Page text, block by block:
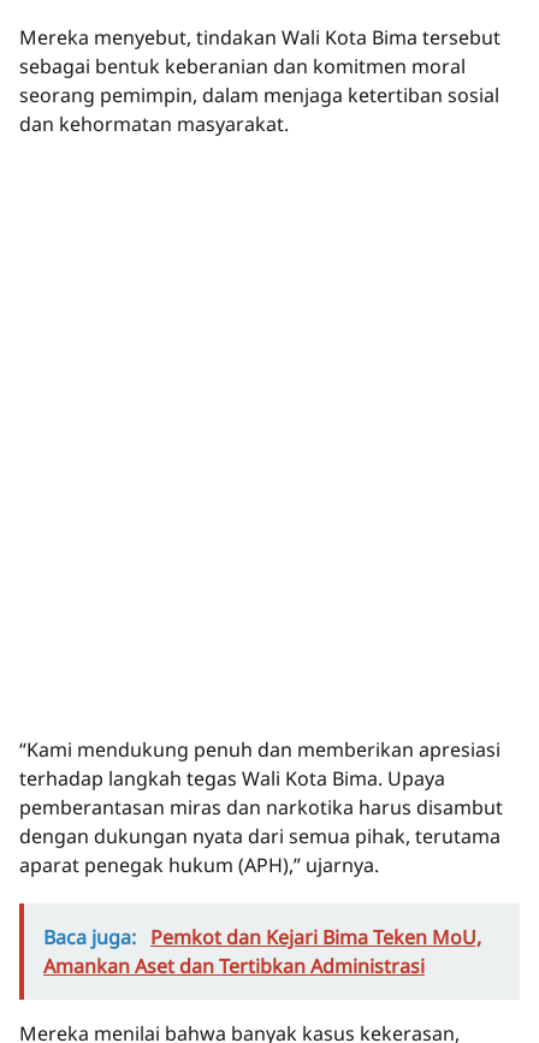
Mereka menyebut, tindakan Wali Kota Bima tersebut
sebagai bentuk keberanian dan komitmen moral
seorang pemimpin, dalam menjaga ketertiban sosial
dan kehormatan masyarakat.
“Kami mendukung penuh dan memberikan apresiasi
terhadap langkah tegas Wali Kota Bima. Upaya
pemberantasan miras dan narkotika harus disambut
dengan dukungan nyata dari semua pihak, terutama
aparat penegak hukum (APH),” ujarnya.
Baca juga: Pemkot dan Kejari Bima Teken MoU,
Amankan Aset dan Tertibkan Administrasi
Mereka menilai bahwa banyak kasus kekerasan,